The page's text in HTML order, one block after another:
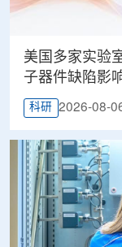
美国多家实验
子器件缺陷影
科研 2026-08-